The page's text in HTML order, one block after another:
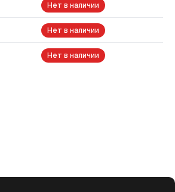
Нет в наличии
Нет в наличии
Нет в наличии